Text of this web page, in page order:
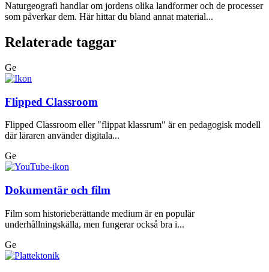
Naturgeografi handlar om jordens olika landformer och de processer
som påverkar dem. Här hittar du bland annat material...
Relaterade taggar
Ge
Flipped Classroom
Flipped Classroom eller "flippat klassrum" är en pedagogisk modell
där läraren använder digitala...
Ge
Dokumentär och film
Film som historieberättande medium är en populär
underhållningskälla, men fungerar också bra i...
Ge